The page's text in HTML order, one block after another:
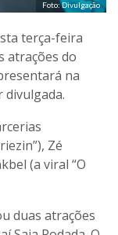
Foto: Divulgação
terça-feira
atrações do
na
divulgada.
Zé
(a viral “O
duas atrações